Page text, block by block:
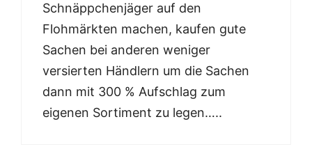
Schnäppchenjäger auf den
Flohmärkten machen, kaufen gute
Sachen bei anderen weniger
versierten Händlern um die Sachen
dann mit 300 % Aufschlag zum
eigenen Sortiment zu legen…..